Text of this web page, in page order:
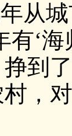
从
有‘
到
，